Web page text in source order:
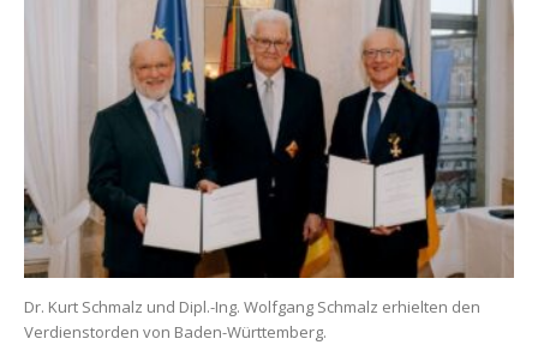
Dr. Kurt Schmalz und Dipl.-Ing. Wolfgang Schmalz erhielten den
Verdienstorden von Baden-Württemberg.